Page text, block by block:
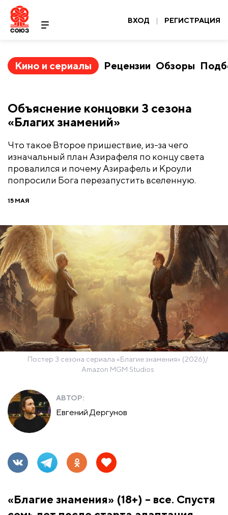
ВХОД | РЕГИСТРАЦИЯ
Кино и сериалы Рецензии Обзоры
​Объяснение концовки 3 сезона
«Благих знамений»
Что такое Второе пришествие, из-за чего
изначальный план Азирафеля по концу света
провалился и почему Азирафель и Кроули
попросили Бога перезапустить вселенную.
15 МАЯ
Постер 3 сезона сериала «Благие знамения» (2026)/
Amazon MGM Studios
АВТОР:
Евгений Дергунов
«Благие знамения» (18+) – все. Спустя